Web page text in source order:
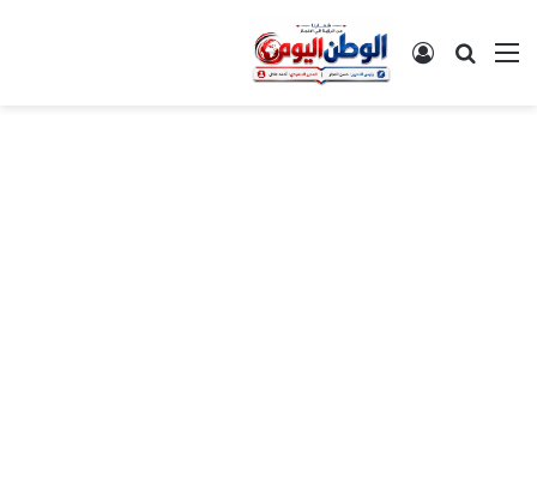
القائمةبحث عن تسجيل الدخول